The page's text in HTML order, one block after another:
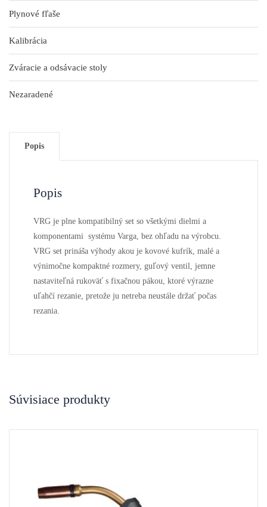
Plynové fľaše
Kalibrácia
Zváracie a odsávacie stoly
Nezaradené
Popis
Popis
VRG je plne kompatibilný set so všetkými dielmi a
komponentami systému Varga, bez ohľadu na výrobcu.
VRG set prináša výhody akou je kovové kufrík, malé a
výnimočne kompaktné rozmery, guľový ventil, jemne
nastaviteľná rukoväť s fixačnou pákou, ktoré výrazne
uľahčí rezanie, pretože ju netreba neustále držať počas
rezania.
Súvisiace produkty